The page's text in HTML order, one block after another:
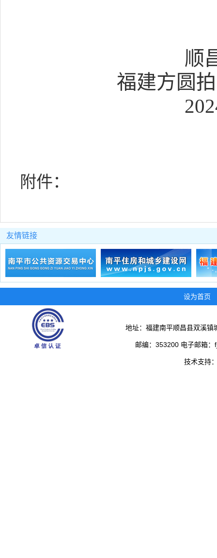
顺
福建方圆
202
附件：
友情链接
设为首页
地址：福建南平顺昌县双溪
邮编：353200 电子邮箱
技术支持